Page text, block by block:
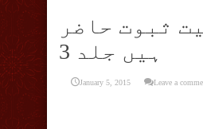
ثبوت حاضر
ہیں جلد 3
January 5, 2015 Leave a